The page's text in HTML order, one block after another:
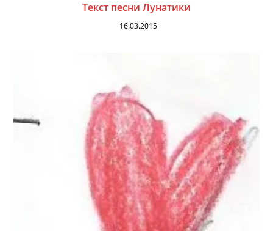
Текст песни Лунатики
16.03.2015